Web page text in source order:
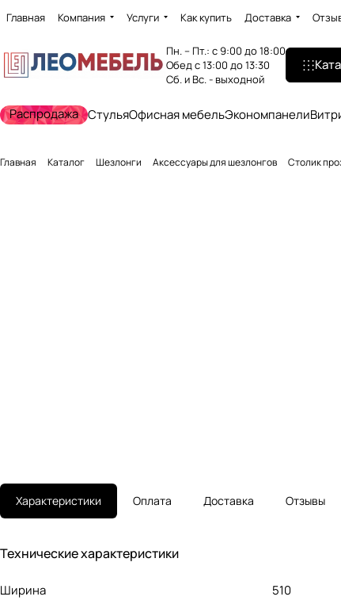
Главная Компания Услуги Как купить Доставка
Пн. – Пт.: с 9:00 до 18:00
Обед с 13:00 до 13:30
Сб. и Вс. - выходной
Распродажа СтульяОфисная мебельЭкономпанели
Главная Каталог Шезлонги Аксессуары для шезлонгов Столик
Характеристики Оплата Доставка Отзывы
Технические характеристики
Ширина 510